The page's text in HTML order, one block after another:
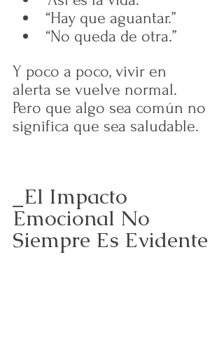
“Hay que aguantar.”
“No queda de otra.”
Y poco a poco, vivir en
alerta se vuelve normal.
Pero que algo sea común no
significa que sea saludable.
_El Impacto
Emocional No
Siempre Es Evidente